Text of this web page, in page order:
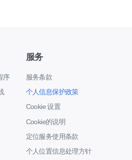
序
服务
服务条款
个人信息保护政策
Cookie 设置
Cookie的说明
定位服务使用条款
个人位置信息处理方针